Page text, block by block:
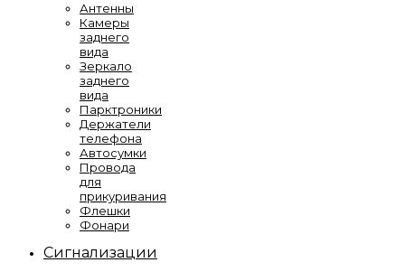
Антенны
Камеры
заднего
вида
Зеркало
заднего
вида
Парктроники
Держатели
телефона
Автосумки
Провода
для
прикуривания
Флешки
Фонари
Сигнализации